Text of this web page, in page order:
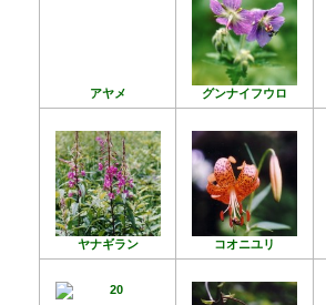
アヤメ グンナイフウロ
ヤナギラン コオニユリ